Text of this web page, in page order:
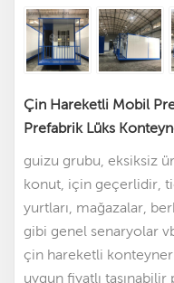
Çin Hareketli Mobil
Prefabrik Lüks
guizu grubu, eksiksiz
konut, için geçerlidir,
yurtları, mağazalar,
gibi genel senaryolar
çin hareketli
uygun fiyatlı